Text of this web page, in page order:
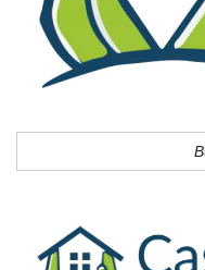
Buscar: